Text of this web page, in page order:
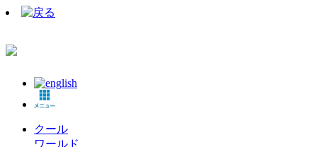
クール
ワールド